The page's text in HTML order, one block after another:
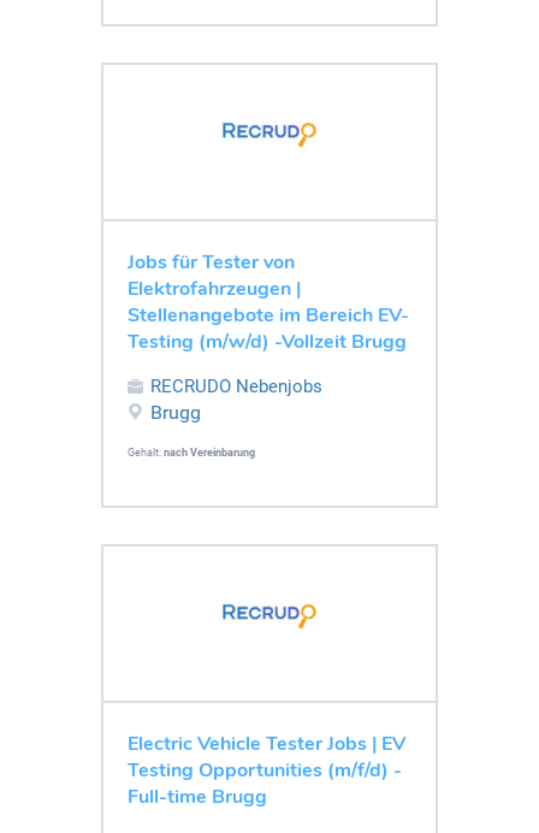
Jobs für Tester von
Elektrofahrzeugen |
Stellenangebote im Bereich EV-
Testing (m/w/d) -Vollzeit Brugg
RECRUDO Nebenjobs
Brugg
Gehalt: nach Vereinbarung
Electric Vehicle Tester Jobs | EV
Testing Opportunities (m/f/d) -
Full-time Brugg